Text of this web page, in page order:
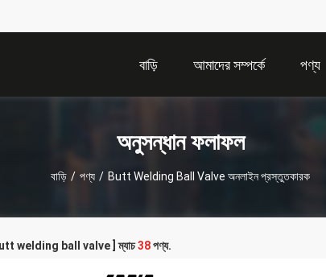
বাড়ি আমাদের সম্পর্কে পণ্য
অনুসন্ধান ফলাফল
বাড়ি / পণ্য / Butt Welding Ball Valve অনলাইন প্রস্তুতকারক
butt welding ball valve ] ম্যাচ38পণ্য.